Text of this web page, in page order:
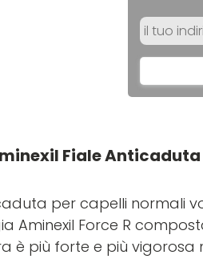
Fiale Anticaduta
per capelli normali
Aminexil Force R
è più forte e più vigorosa